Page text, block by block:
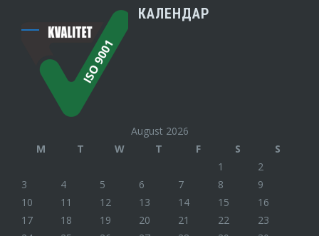
КАЛЕНДАР
August 2026
M
T W T F S
S
1
2
3
4 5 6 7 8
9
10
11 12 13 14 15
16
17
18 19 20 21 22
23